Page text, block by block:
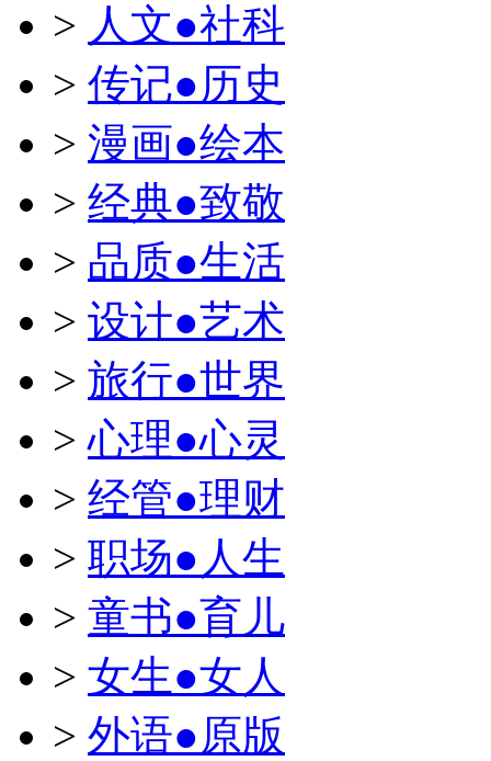
> 人文●社科
> 传记●历史
> 漫画●绘本
> 经典●致敬
> 品质●生活
> 设计●艺术
> 旅行●世界
>心理●心灵
> 经管●理财
> 职场●人生
> 童书●育儿
> 女生●女人
> 外语●原版